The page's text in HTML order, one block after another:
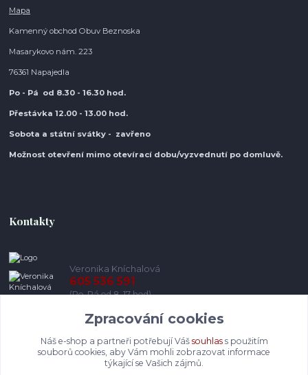
Mapa
Kamenný obchod Obuv Beznoska
Masarykovo nám. 223
76361 Napajedla
Po - Pá od 8.30 - 16.30 hod.
Přestávka 12.00 - 13.00 hod.
Sobota a státní svátky - zavřeno
Možnost otevření mimo otevírací dobu/vyzvednutí po domluvě.
Kontakty
Veronika Kníchalová
605 536 591
(Po-Pá od 8-17 hod)
info@pohodlneboty.cz
Zpracování cookies
Náš e-shop a partneři potřebují Váš souhlass použitím
souborů cookies, aby Vám mohli zobrazovat informace
týkající se Vašich zájmů.